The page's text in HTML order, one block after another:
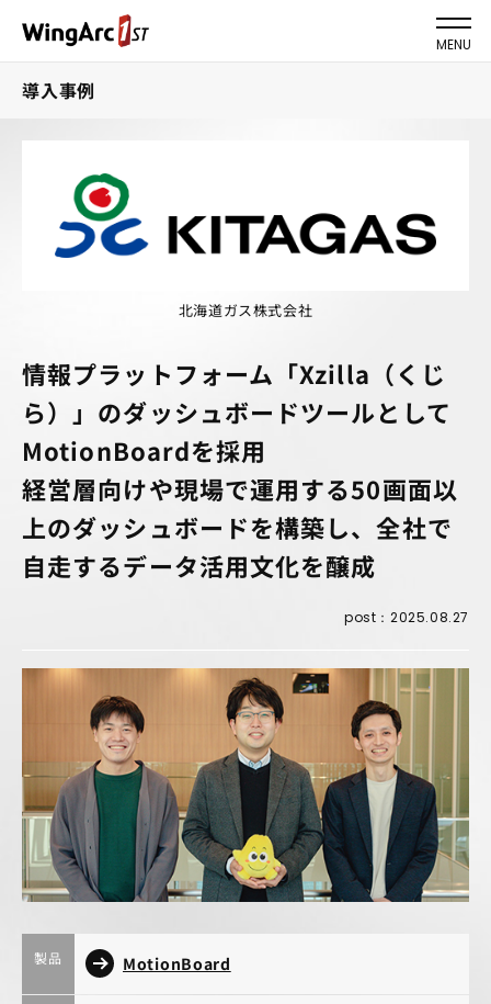
MENU
導入事例
北海道ガス株式会社
情報プラットフォーム「Xzilla（くじ
ら）」のダッシュボードツールとして
MotionBoardを採用
経営層向けや現場で運用する50画面以
上のダッシュボードを構築し、全社で
自走するデータ活用文化を醸成
post：2025.08.27
製品 MotionBoard